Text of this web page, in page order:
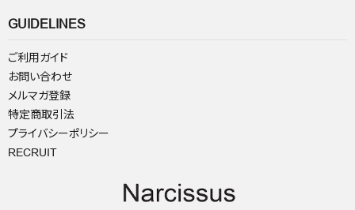
GUIDELINES
ご利用ガイド
お問い合わせ
メルマガ登録
特定商取引法
プライバシーポリシー
RECRUIT